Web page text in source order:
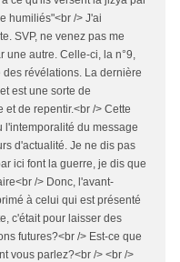
humiliés"<br /> J'ai
SVP, ne venez pas me
une autre. Celle-ci, la n°9,
révélations. La dernière
est une sorte de
de repentir.<br /> Cette
l'intemporalité du message
d'actualité. Je ne dis pas
ici font la guerre, je dis que
/> Donc, l'avant-
à celui qui est présenté
c'était pour laisser des
futures?<br /> Est-ce que
vous parlez?<br /> <br />